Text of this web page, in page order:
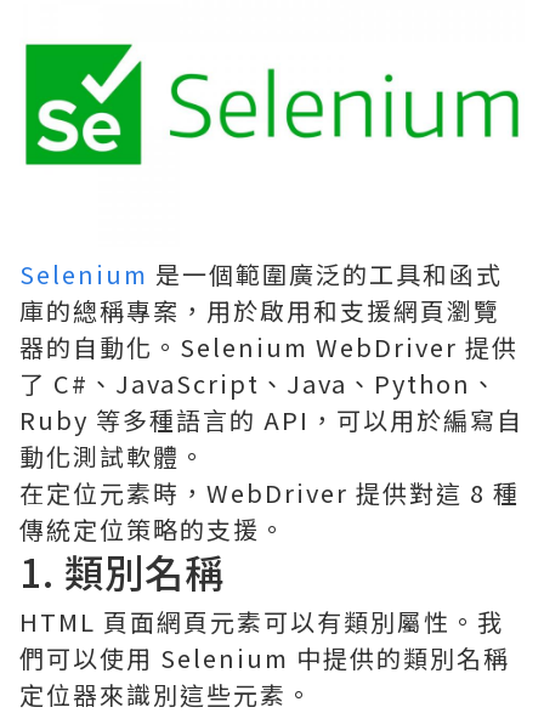
Selenium 是一個範圍廣泛的工具和函式
庫的總稱專案，用於啟用和支援網頁瀏覽
器的自動化。Selenium WebDriver 提供
了 C#、JavaScript、Java、Python、
Ruby 等多種語言的 API，可以用於編寫自
動化測試軟體。
在定位元素時，WebDriver 提供對這 8 種
傳統定位策略的支援。
1. 類別名稱
HTML 頁面網頁元素可以有類別屬性。我
們可以使用 Selenium 中提供的類別名稱
定位器來識別這些元素。